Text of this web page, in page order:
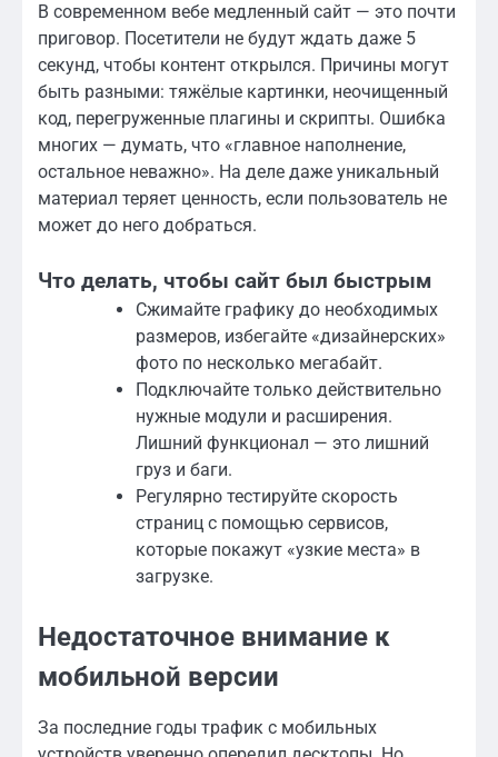
В современном вебе медленный сайт — это почти
приговор. Посетители не будут ждать даже 5
секунд, чтобы контент открылся. Причины могут
быть разными: тяжёлые картинки, неочищенный
код, перегруженные плагины и скрипты. Ошибка
многих — думать, что «главное наполнение,
остальное неважно». На деле даже уникальный
материал теряет ценность, если пользователь не
может до него добраться.
Что делать, чтобы сайт был быстрым
Сжимайте графику до необходимых
размеров, избегайте «дизайнерских»
фото по несколько мегабайт.
Подключайте только действительно
нужные модули и расширения.
Лишний функционал — это лишний
груз и баги.
Регулярно тестируйте скорость
страниц с помощью сервисов,
которые покажут «узкие места» в
загрузке.
Недостаточное внимание к
мобильной версии
За последние годы трафик с мобильных